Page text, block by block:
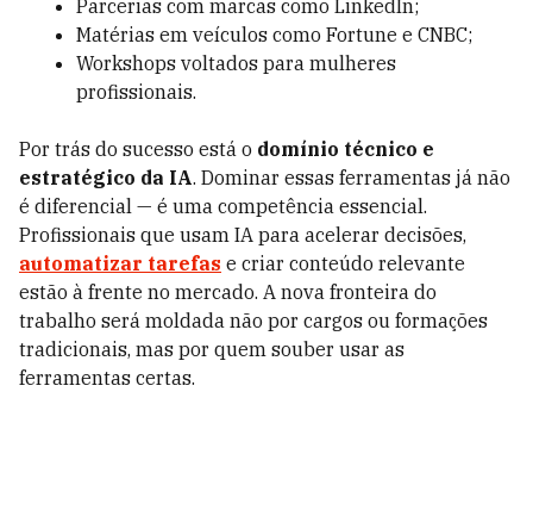
Parcerias com marcas como LinkedIn;
Matérias em veículos como Fortune e CNBC;
Workshops voltados para mulheres
profissionais.
Por trás do sucesso está o domínio técnico e
estratégico da IA. Dominar essas ferramentas já não
é diferencial — é uma competência essencial.
Profissionais que usam IA para acelerar decisões,
automatizar tarefas e criar conteúdo relevante
estão à frente no mercado. A nova fronteira do
trabalho será moldada não por cargos ou formações
tradicionais, mas por quem souber usar as
ferramentas certas.